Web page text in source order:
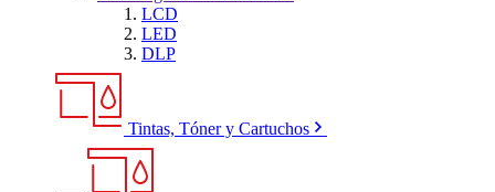
LCD
LED
DLP
Tintas, Tóner y Cartuchos